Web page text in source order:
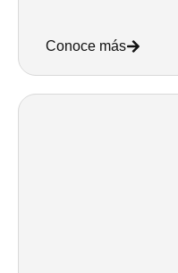
Conoce más